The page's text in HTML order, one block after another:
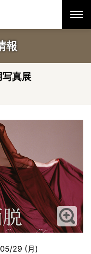
報
写真展
29 (月)